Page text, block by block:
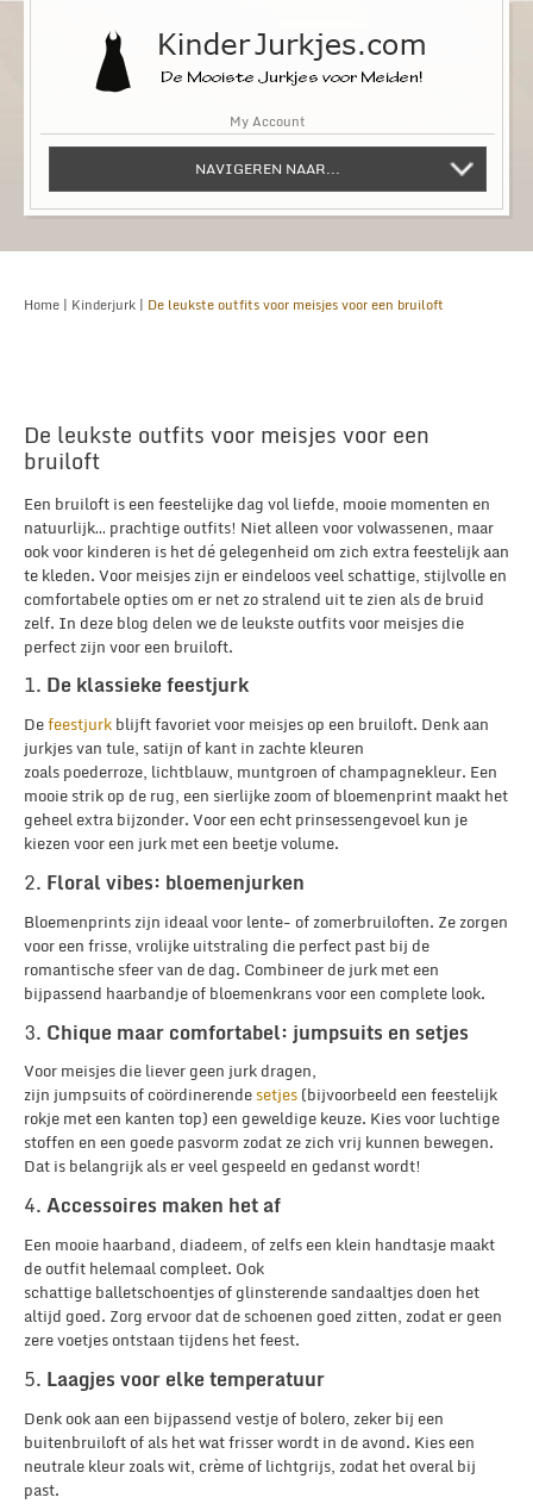
My Account
NAVIGEREN NAAR...
Home | Kinderjurk | De leukste outfits voor meisjes voor een bruiloft
De leukste outfits voor meisjes voor een
bruiloft
Een bruiloft is een feestelijke dag vol liefde, mooie momenten en
natuurlijk… prachtige outfits! Niet alleen voor volwassenen, maar
ook voor kinderen is het dé gelegenheid om zich extra feestelijk aan
te kleden. Voor meisjes zijn er eindeloos veel schattige, stijlvolle en
comfortabele opties om er net zo stralend uit te zien als de bruid
zelf. In deze blog delen we de leukste outfits voor meisjes die
perfect zijn voor een bruiloft.
1. De klassieke feestjurk
Defeestjurkblijft favoriet voor meisjes op een bruiloft. Denk aan
jurkjes van tule, satijn of kant in zachte kleuren
zoals poederroze, lichtblauw, muntgroen of champagnekleur. Een
mooie strik op de rug, een sierlijke zoom of bloemenprint maakt het
geheel extra bijzonder. Voor een echt prinsessengevoel kun je
kiezen voor een jurk met een beetje volume.
2. Floral vibes: bloemenjurken
Bloemenprints zijn ideaal voor lente- of zomerbruiloften. Ze zorgen
voor een frisse, vrolijke uitstraling die perfect past bij de
romantische sfeer van de dag. Combineer de jurk met een
bijpassend haarbandje of bloemenkrans voor een complete look.
3. Chique maar comfortabel: jumpsuits en setjes
Voor meisjes die liever geen jurk dragen,
zijn jumpsuits of coördinerendesetjes(bijvoorbeeld een feestelijk
rokje met een kanten top) een geweldige keuze. Kies voor luchtige
stoffen en een goede pasvorm zodat ze zich vrij kunnen bewegen.
Dat is belangrijk als er veel gespeeld en gedanst wordt!
4.Accessoires maken het af
Een mooie haarband, diadeem, of zelfs een klein handtasje maakt
de outfit helemaal compleet. Ook
schattige balletschoentjes of glinsterende sandaaltjes doen het
altijd goed. Zorg ervoor dat de schoenen goed zitten, zodat er geen
zere voetjes ontstaan tijdens het feest.
5. Laagjes voor elke temperatuur
Denk ook aan een bijpassend vestje of bolero, zeker bij een
buitenbruiloft of als het wat frisser wordt in de avond. Kies een
neutrale kleur zoals wit, crème of lichtgrijs, zodat het overal bij
past.